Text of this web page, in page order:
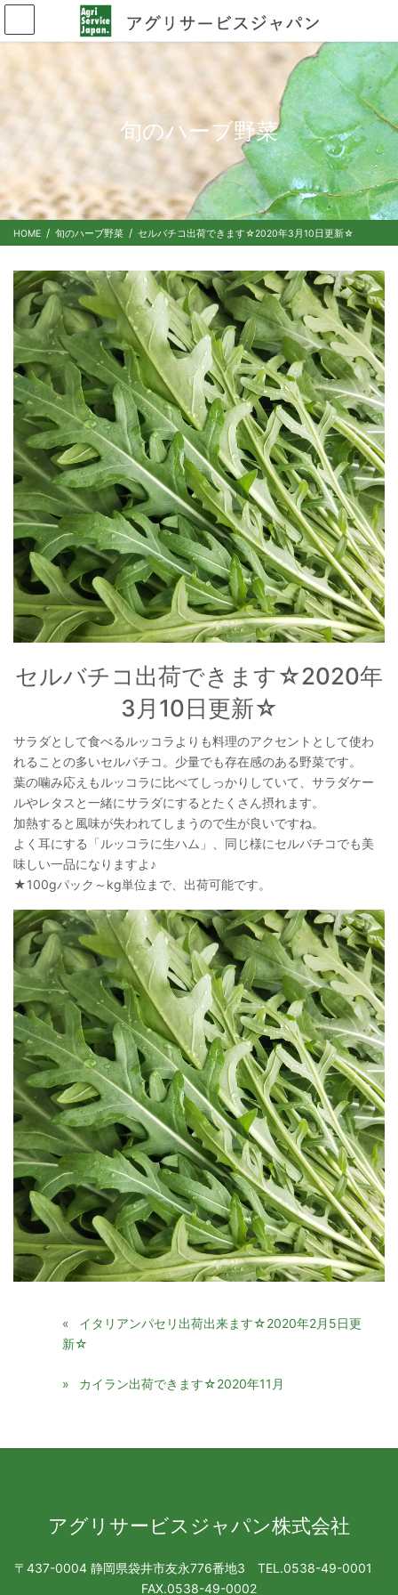
旬のハーブ野菜
HOME 旬のハーブ野菜 セルバチコ出荷できます☆2020年3月10日更新☆
セルバチコ出荷できます☆2020年
3月10日更新☆
サラダとして食べるルッコラよりも料理のアクセントとして使わ
れることの多いセルバチコ。少量でも存在感のある野菜です。
葉の噛み応えもルッコラに比べてしっかりしていて、サラダケー
ルやレタスと一緒にサラダにするとたくさん摂れます。
加熱すると風味が失われてしまうので生が良いですね。
よく耳にする「ルッコラに生ハム」、同じ様にセルバチコでも美
味しい一品になりますよ♪
★100gパック～kg単位まで、出荷可能です。
イタリアンパセリ出荷出来ます☆2020年2月5日更
新☆
カイラン出荷できます☆2020年11月
アグリサービスジャパン株式会社
〒437-0004 静岡県袋井市友永776番地3 TEL.0538-49-0001
FAX.0538-49-0002